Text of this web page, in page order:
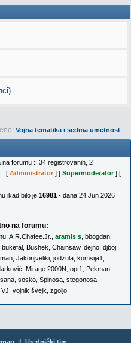
Vojna tematika i sedma umetnost
na forumu :: 34 registrovanih, 2
[ Administrator] [ Supermoderator] [
ikad bilo je 16981 - dana 24 Jun 2026
na forumu:
A.R.Chafee.Jr. aramis s bbogdan
bukefal Bushek Chainsaw, dejno djboj
Jakonjveliki jodzula komsija1
Mirage 2000N opt1 Pekman
sana sosko Spinosa stegonosa
VJ vojnik švejk zgoljo